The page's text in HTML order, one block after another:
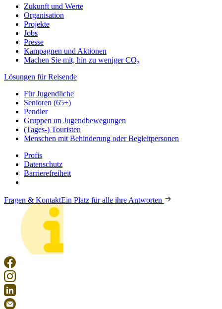
Zukunft und Werte
Organisation
Projekte
Jobs
Presse
Kampagnen und Aktionen
Machen Sie mit, hin zu weniger CO₂
Lösungen für Reisende
Für Jugendliche
Senioren (65+)
Pendler
Gruppen un Jugendbewegungen
(Tages-) Touristen
Menschen mit Behinderung oder Begleitpersonen
Profis
Datenschutz
Barrierefreiheit
Fragen & KontaktEin Platz für alle ihre Antworten